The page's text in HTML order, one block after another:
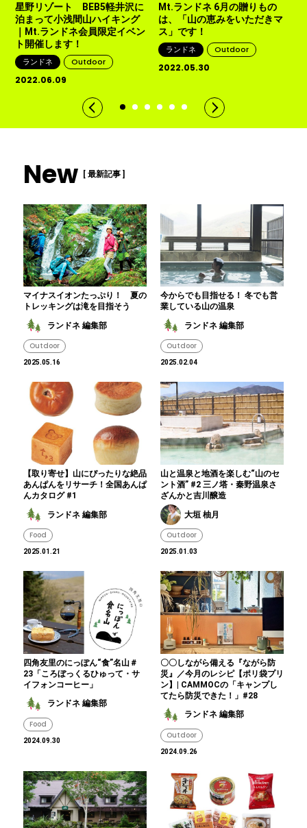
星野リゾート BEB5軽井沢に
泊まって小浅間山ハイキング
｜Mt.ランドネ会員限定イベン
ト開催します！
ランドネ
Outdoor
2022.06.09
Mt.ランドネ 6月の贈りもの
は、「山の恵みをいただきマ
ス」です！
ランドネ
Outdoor
2022.05.30
New [ 最新記事 ]
マイナスイオンたっぷり！ 夏の
トレッキングは滝を目指そう
ランドネ 編集部
Outdoor
2025.05.16
今からでも目指せる！ 冬でも営
業している山の温泉
ランドネ 編集部
Outdoor
2025.02.04
【取り寄せ】山にぴったりな絶品
あんぱんをリサーチ！全国あんぱ
んカタログ #1
ランドネ 編集部
Food
2025.01.21
山と温泉と地酒を楽しむ“山のセ
ント酒” #2 三ノ塔・秦野温泉さ
ざんかと吉川醸造
大垣 柚月
Outdoor
2025.01.03
四角友里のにっぽん“食”名山＃
23「ころぼっくるひゅって・サ
イフォンコーヒー」
ランドネ 編集部
Food
2024.09.30
〇〇しながら備える『ながら防
災』／今月のレシピ【ポリ袋プリ
ン】| CAMMOCの「キャンプし
てたら防災できた！」#28
ランドネ 編集部
Outdoor
2024.09.26